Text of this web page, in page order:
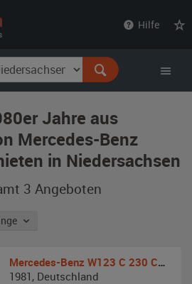
Hilfe
Jahre aus
Mercedes-Benz
in Niedersachsen
3 Angeboten
Mercedes-Benz W123 C 230 CE Coupé Automatik
1981 , Deutschland